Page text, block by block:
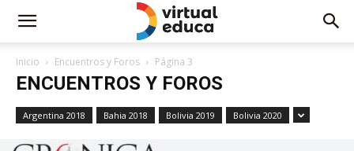
Inicio Encuentros y Foros Página 3
ENCUENTROS Y FOROS
Argentina 2018 Bahia 2018 Bolivia 2019 Bolivia 2020